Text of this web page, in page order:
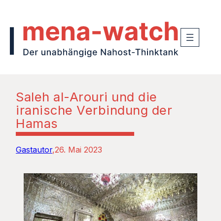
Saleh al-Arouri und die
iranische Verbindung der
Hamas
Gastautor 26. Mai 2023